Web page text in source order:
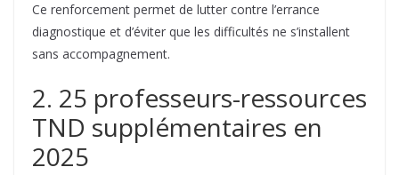
Ce renforcement permet de lutter contre l’errance
diagnostique et d’éviter que les difficultés ne s’installent
sans accompagnement.
2. 25 professeurs-ressources
TND supplémentaires en
2025